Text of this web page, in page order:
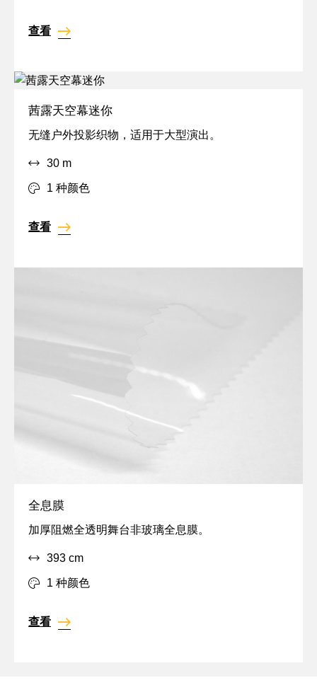
查看
茜露天空幕迷你
无缝户外投影织物，适用于大型演出。
全
IFR,
户
投
影,
30 m
1 种颜色
查看
全息膜
加厚阻燃全透明舞台非玻璃全息膜。
定
特
效,
明
393 cm
1 种颜色
查看